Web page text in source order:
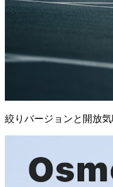
絞りバージョンと開放